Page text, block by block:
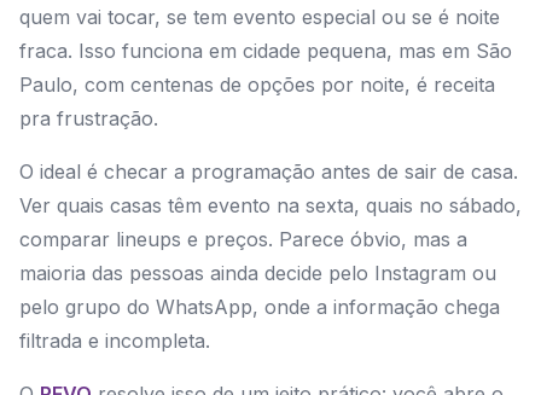
quem vai tocar, se tem evento especial ou se é noite
fraca. Isso funciona em cidade pequena, mas em São
Paulo, com centenas de opções por noite, é receita
pra frustração.
O ideal é checar a programação antes de sair de casa.
Ver quais casas têm evento na sexta, quais no sábado,
comparar lineups e preços. Parece óbvio, mas a
maioria das pessoas ainda decide pelo Instagram ou
pelo grupo do WhatsApp, onde a informação chega
filtrada e incompleta.